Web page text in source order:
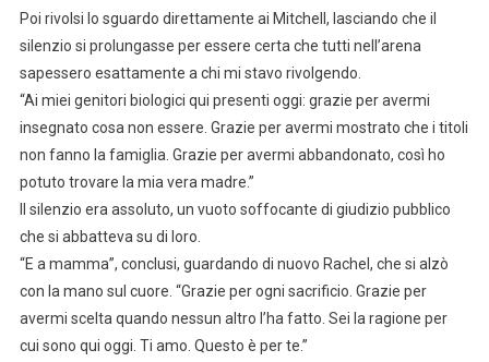
Poi rivolsi lo sguardo direttamente ai Mitchell, lasciando che il
silenzio si prolungasse per essere certa che tutti nell’arena
sapessero esattamente a chi mi stavo rivolgendo.
“Ai miei genitori biologici qui presenti oggi: grazie per avermi
insegnato cosa non essere. Grazie per avermi mostrato che i titoli
non fanno la famiglia. Grazie per avermi abbandonato, così ho
potuto trovare la mia vera madre.”
Il silenzio era assoluto, un vuoto soffocante di giudizio pubblico
che si abbatteva su di loro.
“E a mamma”, conclusi, guardando di nuovo Rachel, che si alzò
con la mano sul cuore. “Grazie per ogni sacrificio. Grazie per
avermi scelta quando nessun altro l’ha fatto. Sei la ragione per
cui sono qui oggi. Ti amo. Questo è per te.”